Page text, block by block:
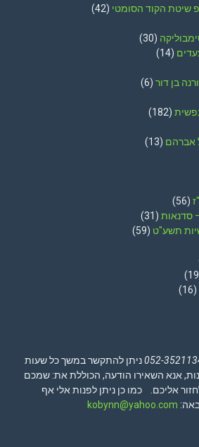
שיטת הקוד הסומטי (42)
(30)
(14)
בן דור (6)
(182)
אברהם (13)
(56)
סדנאות (31)
תשע"ט (59)
(16)
052-ניתן להתקשר במשך כל שעות
אנא השאירו הודעה, הכוללת את: שמכם
אליכם. כמו כן ניתן לפנות אלי אף
kobynn@yahoo.com